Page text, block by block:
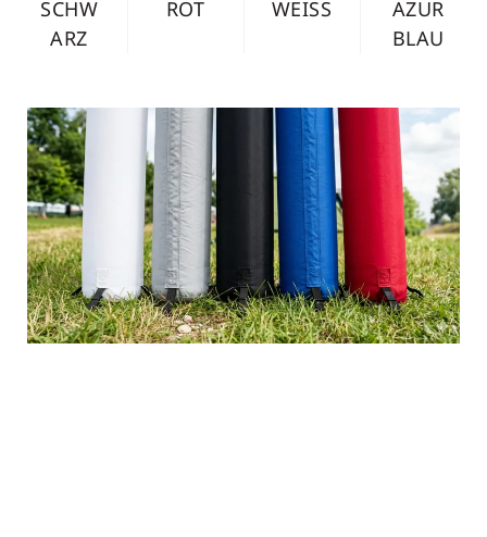
ROT WEISS
AZUR
BLAU
SCHW
ARZ